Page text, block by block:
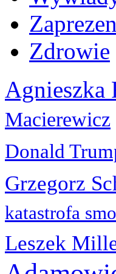
Zdrowie
Agnieszka
Macierewicz
Donald
Grzegorz
katastrofa
Leszek